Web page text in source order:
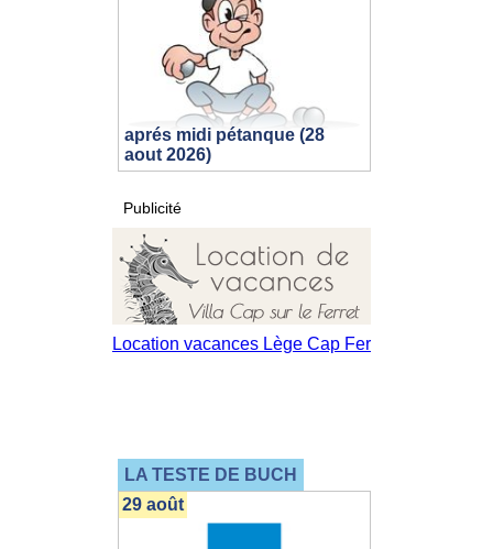
aprés midi pétanque (28
aout 2026)
Publicité
LA TESTE DE BUCH
29 août